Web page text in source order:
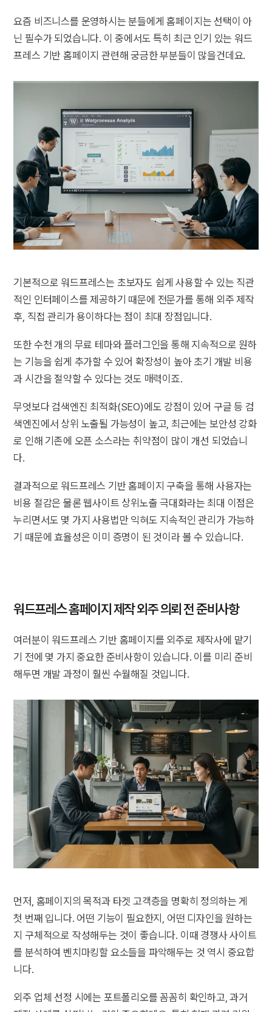
요즘 비즈니스를 운영하시는 분들에게 홈페이지는 선택이 아
닌 필수가 되었습니다. 이 중에서도 특히 최근 인기 있는 워드
프레스 기반 홈페이지 관련해 궁금한 부분들이 많을건데요.
기본적으로 워드프레스는 초보자도 쉽게 사용할 수 있는 직관
적인 인터페이스를 제공하기 때문에 전문가를 통해 외주 제작
후, 직접 관리가 용이하다는 점이 최대 장점입니다.
또한 수천 개의 무료 테마와 플러그인을 통해 지속적으로 원하
는 기능을 쉽게 추가할 수 있어 확장성이 높아 초기 개발 비용
과 시간을 절약할 수 있다는 것도 매력이죠.
무엇보다 검색엔진 최적화(SEO)에도 강점이 있어 구글 등 검
색엔진에서 상위 노출될 가능성이 높고, 최근에는 보안성 강화
로 인해 기존에 오픈 소스라는 취약점이 많이 개선 되었습니
다.
결과적으로 워드프레스 기반 홈페이지 구축을 통해 사용자는
비용 절감은 물론 웹사이트 상위노출 극대화라는 최대 이점은
누리면서도 몇 가지 사용법만 익혀도 지속적인 관리가 가능하
기 때문에 효율성은 이미 증명이 된 것이라 볼 수 있습니다.
워드프레스 홈페이지 제작 외주 의뢰 전 준비사항
여러분이 워드프레스 기반 홈페이지를 외주로 제작사에 맡기
기 전에 몇 가지 중요한 준비사항이 있습니다. 이를 미리 준비
해두면 개발 과정이 훨씬 수월해질 것입니다.
먼저, 홈페이지의 목적과 타겟 고객층을 명확히 정의하는 게
첫 번째 입니다. 어떤 기능이 필요한지, 어떤 디자인을 원하는
지 구체적으로 작성해두는 것이 좋습니다. 이때 경쟁사 사이트
를 분석하여 벤치마킹할 요소들을 파악해두는 것 역시 중요합
니다.
외주 업체 선정 시에는 포트폴리오를 꼼꼼히 확인하고, 과거